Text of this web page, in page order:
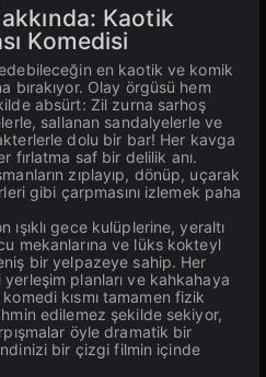
Kaotik
Komedisi
en kaotik ve komik
bırakıyor. Olay örgüsü hem
absürt: Zil zurna sarhoş
sallanan sandalyelerle ve
dolu bir bar! Her kavga
fırlatma saf bir delilik anı.
zıplayıp, dönüp, uçarak
gibi çarpmasını izlemek paha
gece kulüplerine, yeraltı
mekanlarına ve lüks kokteyl
bir yelpazeye sahip. Her
planları ve kahkahaya
kısmı tamamen fizik
edilemez şekilde sekiyor,
öyle dramatik bir
bir çizgi filmin içinde